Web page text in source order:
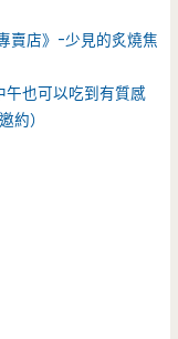
賣店》-少見的炙燒焦
也可以吃到有質感
約）